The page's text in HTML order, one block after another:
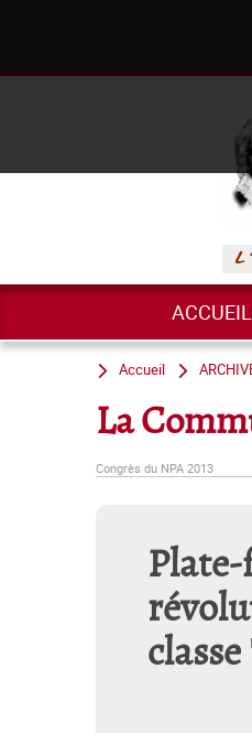
ACCUEIL
Accueil
La
Congrès du NPA 2013
classe